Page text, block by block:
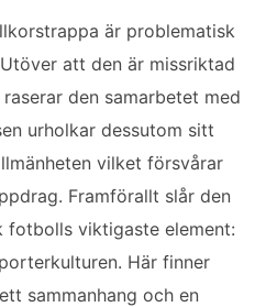
är problematisk
att den är missriktad
den samarbetet med
urholkar dessutom sitt
vilket försvårar
Framförallt slår den
fotbolls viktigaste element:
Här finner
sammanhang och en